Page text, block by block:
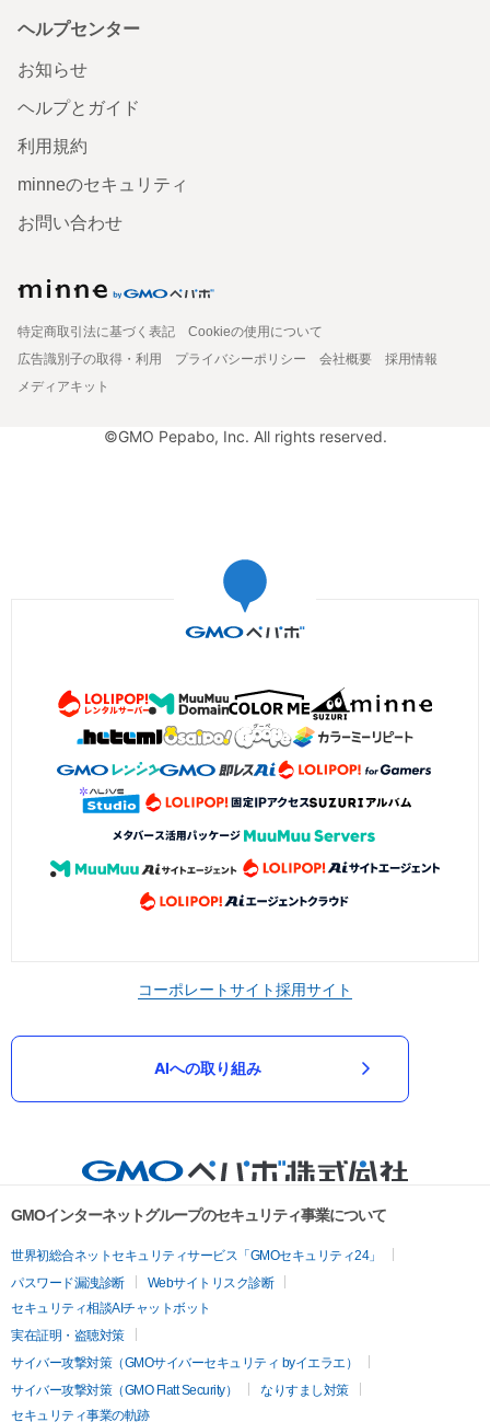
ヘルプセンター
お知らせ
ヘルプとガイド
利用規約
minneのセキュリティ
お問い合わせ
特定商取引法に基づく表記
Cookieの使用について
広告識別子の取得・利用
プライバシーポリシー 会社概要
採用情報
メディアキット
©GMO Pepabo, Inc. All rights reserved.
コーポレートサイト採用サイト
AIへの取り組み
GMOインターネットグループのセキュリティ事業について
世界初総合ネットセキュリティサービス「GMOセキュリティ24」
パスワード漏洩診断
Webサイトリスク診断
セキュリティ相談AIチャットボット
実在証明・盗聴対策
サイバー攻撃対策（GMOサイバーセキュリティ byイエラエ）
サイバー攻撃対策（GMO Flatt Security）
なりすまし対策
セキュリティ事業の軌跡